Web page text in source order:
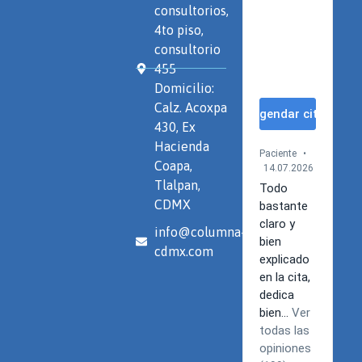
consultorios,
4to piso,
consultorio
455
Domicilio:
Calz. Acoxpa
430, Ex
Hacienda
Coapa,
Tlalpan,
CDMX
info@columna-
cdmx.com